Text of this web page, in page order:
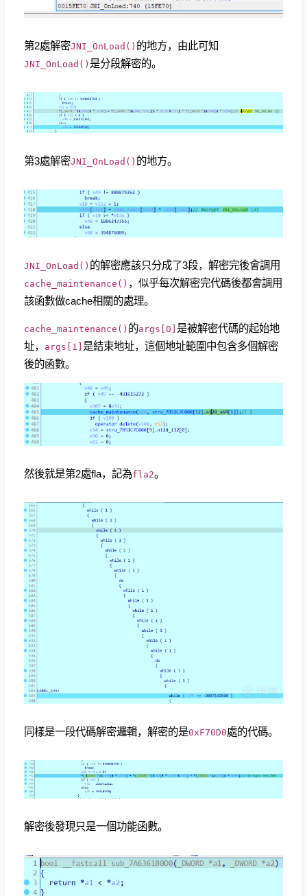
第2處解密JNI_OnLoad() 的地方，由此可知
JNI_OnLoad() 是分段解密的。
第3處解密JNI_OnLoad() 的地方。
JNI_OnLoad() 的解密應該只分成了3段，解密完後會調用
cache_maintenance() ，似乎每次解密完代碼後都會調用
該函數做cache相關的處理。
cache_maintenance() 的args[0] 是被解密代碼的起始地
址， args[1] 是結束地址，這個地址範圍中包含多個解密
後的函數。
然後就是第2處fla，記為fla2。
同樣是一段代碼解密邏輯，解密的是0xF70D0處的代碼。
解密後發現只是一個功能函數。